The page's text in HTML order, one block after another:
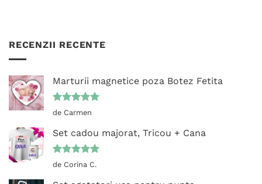
RECENZII RECENTE
Marturii magnetice poza Botez Fetita
Evaluat la
de Carmen
Set cadou majorat, Tricou + Cana
Evaluat la
de Corina C.